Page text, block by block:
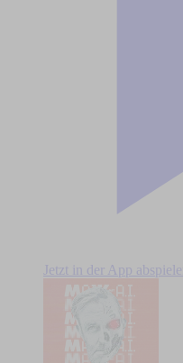
Jetzt in der App abspielen